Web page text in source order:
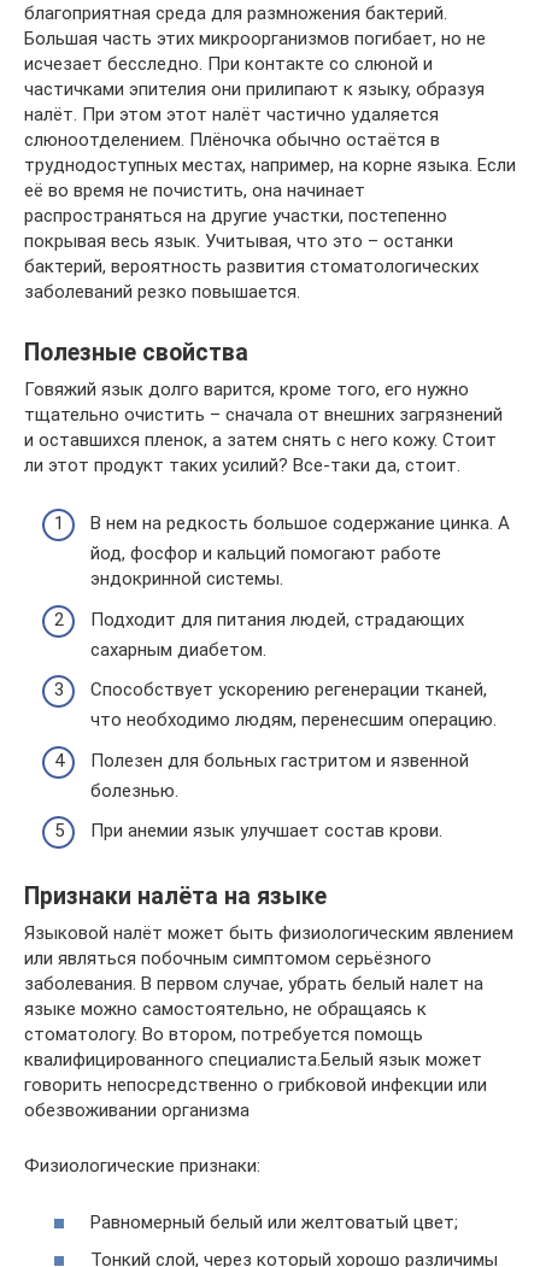
благоприятная среда для размножения бактерий.
Большая часть этих микроорганизмов погибает, но не
исчезает бесследно. При контакте со слюной и
частичками эпителия они прилипают к языку, образуя
налёт. При этом этот налёт частично удаляется
слюноотделением. Плёночка обычно остаётся в
труднодоступных местах, например, на корне языка. Если
её во время не почистить, она начинает
распространяться на другие участки, постепенно
покрывая весь язык. Учитывая, что это – останки
бактерий, вероятность развития стоматологических
заболеваний резко повышается.
Полезные свойства
Говяжий язык долго варится, кроме того, его нужно
тщательно очистить – сначала от внешних загрязнений
и оставшихся пленок, а затем снять с него кожу. Стоит
ли этот продукт таких усилий? Все-таки да, стоит.
В нем на редкость большое содержание цинка. А
йод, фосфор и кальций помогают работе
эндокринной системы.
Подходит для питания людей, страдающих
сахарным диабетом.
Способствует ускорению регенерации тканей,
что необходимо людям, перенесшим операцию.
Полезен для больных гастритом и язвенной
болезнью.
При анемии язык улучшает состав крови.
Признаки налёта на языке
Языковой налёт может быть физиологическим явлением
или являться побочным симптомом серьёзного
заболевания. В первом случае, убрать белый налет на
языке можно самостоятельно, не обращаясь к
стоматологу. Во втором, потребуется помощь
квалифицированного специалиста.Белый язык может
говорить непосредственно о грибковой инфекции или
обезвоживании организма
Физиологические признаки:
Равномерный белый или желтоватый цвет;
Тонкий слой, через который хорошо различимы